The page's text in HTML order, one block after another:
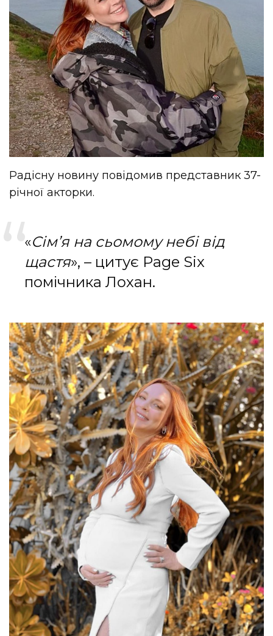
Радісну новину повідомив представник 37-
річної акторки.
«Сім’я на сьомому небі від
щастя», – цитує Page Six
помічника Лохан.